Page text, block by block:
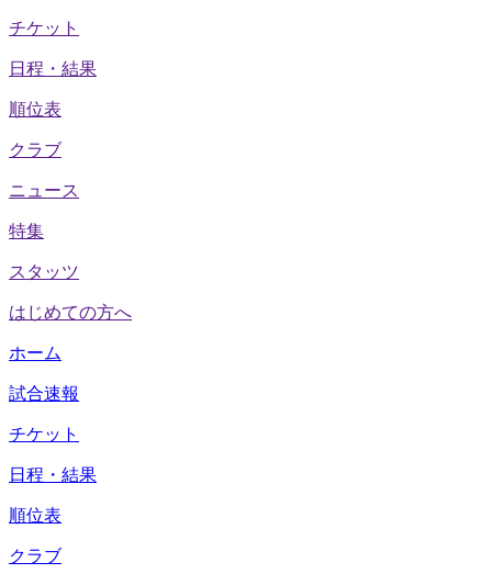
チケット
日程・結果
順位表
クラブ
ニュース
特集
スタッツ
はじめての方へ
ホーム
試合速報
チケット
日程・結果
順位表
クラブ